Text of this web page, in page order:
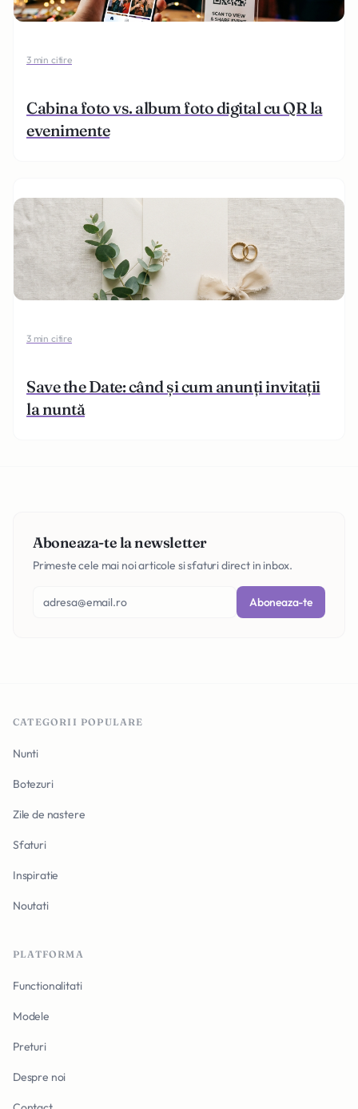
3 min citire
Cabina foto vs. album foto digital cu QR la
evenimente
3 min citire
Save the Date: când și cum anunți invitații
la nuntă
Aboneaza-te la newsletter
Primeste cele mai noi articole si sfaturi direct in inbox.
Aboneaza-te
CATEGORII POPULARE
Nunti
Botezuri
Zile de nastere
Sfaturi
Inspiratie
Noutati
PLATFORMA
Functionalitati
Modele
Preturi
Despre noi